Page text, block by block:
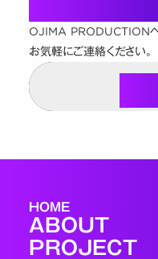
OJIMA PRODUCTIONへ
お気軽にご連絡ください。
HOME
ABOUT
PROJECT